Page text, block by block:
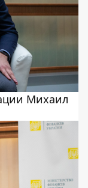
Михаил